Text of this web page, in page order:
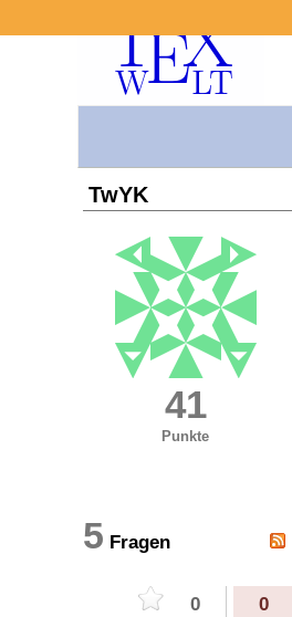
TwYK
41
Punkte
5 Fragen
0 0